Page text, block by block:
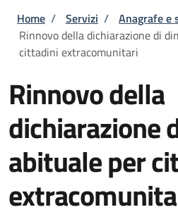
Briciole di pane
Home / Servizi / Anagrafe e
Rinnovo della dichiarazione di
cittadini extracomunitari
Rinnovo della
dichiarazione
abituale per